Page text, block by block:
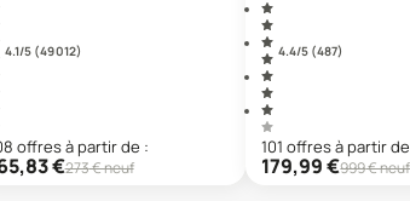
4.1/5 (49 012)
offresà partir de :
€273€ neuf
4.4/5 (487)
101 offresà partir
179,99€999€ neuf